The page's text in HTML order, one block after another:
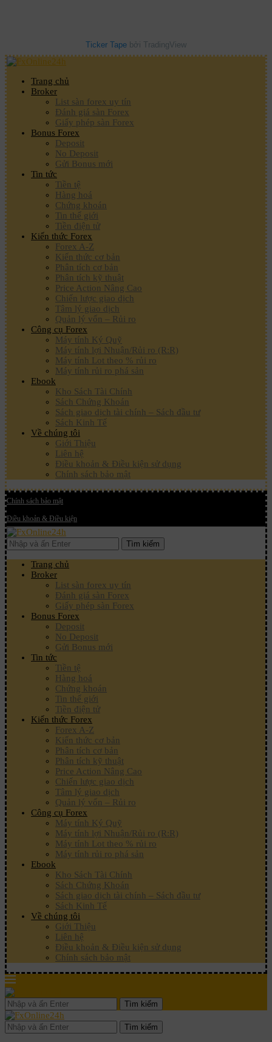
Ticker Tape bởi TradingView
Trang chủ
Broker
List sàn forex uy tín
Đánh giá sàn Forex
Giấy phép sàn Forex
Bonus Forex
Deposit
No Deposit
Gửi Bonus mới
Tin tức
Tiền tệ
Hàng hoá
Chứng khoán
Tin thế giới
Tiền điện tử
Kiến thức Forex
Forex A-Z
Kiến thức cơ bản
Phân tích cơ bản
Phân tích kỹ thuật
Price Action Nâng Cao
Chiến lược giao dịch
Tâm lý giao dịch
Quản lý vốn – Rủi ro
Công cụ Forex
Máy tính Ký Quỹ
Máy tính lợi Nhuận/Rủi ro (R:R)
Máy tính Lot theo % rủi ro
Máy tính rủi ro phá sản
Ebook
Kho Sách Tài Chính
Sách Chứng Khoán
Sách giao dịch tài chính – Sách đầu tư
Sách Kinh Tế
Về chúng tôi
Giới Thiệu
Liên hệ
Điều khoản & Điều kiện sử dụng
Chính sách bảo mật
Chính sách bảo mật
Điều khoản & Điều kiện
Tìm kiếm
Trang chủ
Broker
List sàn forex uy tín
Đánh giá sàn Forex
Giấy phép sàn Forex
Bonus Forex
Deposit
No Deposit
Gửi Bonus mới
Tin tức
Tiền tệ
Hàng hoá
Chứng khoán
Tin thế giới
Tiền điện tử
Kiến thức Forex
Forex A-Z
Kiến thức cơ bản
Phân tích cơ bản
Phân tích kỹ thuật
Price Action Nâng Cao
Chiến lược giao dịch
Tâm lý giao dịch
Quản lý vốn – Rủi ro
Công cụ Forex
Máy tính Ký Quỹ
Máy tính lợi Nhuận/Rủi ro (R:R)
Máy tính Lot theo % rủi ro
Máy tính rủi ro phá sản
Ebook
Kho Sách Tài Chính
Sách Chứng Khoán
Sách giao dịch tài chính – Sách đầu tư
Sách Kinh Tế
Về chúng tôi
Giới Thiệu
Liên hệ
Điều khoản & Điều kiện sử dụng
Chính sách bảo mật
Tìm kiếm
Tìm kiếm